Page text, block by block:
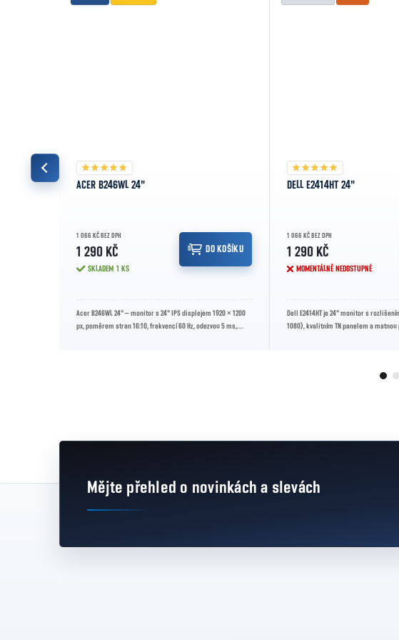
ACER B246WL 24"
1 066 KČ BEZ DPH
1 290 KČ
SKLADEM 1 KS
DO KOŠÍKU
Acer B246WL 24" – monitor s 24" IPS displejem 1920 × 1200
px, poměrem stran 16:10, frekvencí 60 Hz, odezvou 5 ms,
DELL E2414HT 24"
1 066 KČ BEZ DPH
1 290 KČ
MOMENTÁLNĚ NEDOSTUPNÉ
Dell E2414HT je 24" monitor s
1080), kvalitním TN panelem a matnou
Mějte přehled o novinkácha slevách